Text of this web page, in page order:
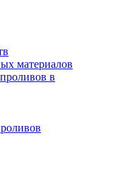
материалов
в